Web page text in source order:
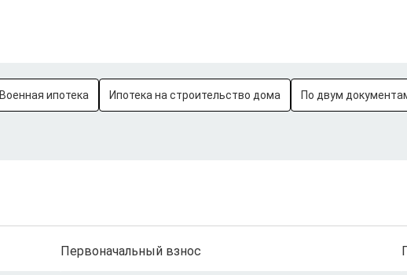
Военная ипотека Ипотека на строительство дома По двум
Первоначальный взнос